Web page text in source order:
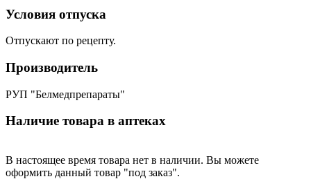
Условия отпуска
Отпускают по рецепту.
Производитель
РУП "Белмедпрепараты"
Наличие товара в аптеках
В настоящее время товара нет в наличии. Вы можете
оформить данный товар "под заказ".